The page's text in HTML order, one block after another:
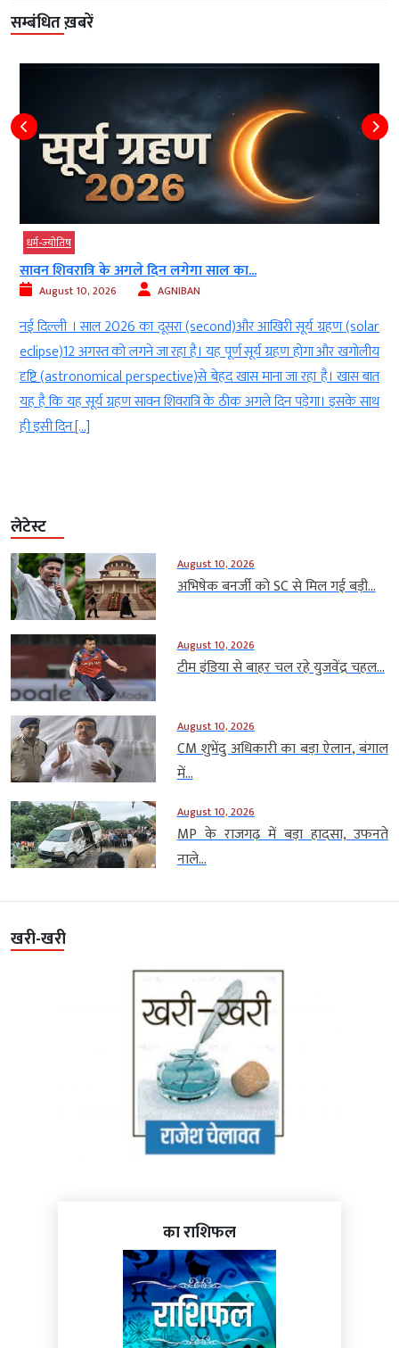
सम्बंधित ख़बरें
धर्म-ज्‍योतिष
सावन शिवरात्रि के अगले दिन लगेगा साल का...
August 10, 2026 AGNIBAN
नई दिल्ली । साल 2026 का दूसरा (second)और आखिरी सूर्य ग्रहण (solar
eclipse)12 अगस्त को लगने जा रहा है। यह पूर्ण सूर्य ग्रहण होगा और खगोलीय
दृष्टि (astronomical perspective)से बेहद खास माना जा रहा है। खास बात
यह है कि यह सूर्य ग्रहण सावन शिवरात्रि के ठीक अगले दिन पड़ेगा। इसके साथ
ही इसी दिन […]
लेटेस्ट
August 10, 2026
अभिषेक बनर्जी को SC से मिल गई बड़ी...
August 10, 2026
टीम इंडिया से बाहर चल रहे युजवेंद्र चहल...
August 10, 2026
CM शुभेंदु अधिकारी का बड़ा ऐलान, बंगाल
में...
August 10, 2026
MP के राजगढ़ में बड़ा हादसा, उफनते
नाले...
खरी-खरी
का राशिफल